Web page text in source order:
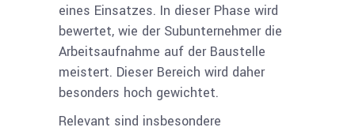
eines Einsatzes. In dieser Phase wird
bewertet, wie der Subunternehmer die
Arbeitsaufnahme auf der Baustelle
meistert. Dieser Bereich wird daher
besonders hoch gewichtet.
Relevant sind insbesondere